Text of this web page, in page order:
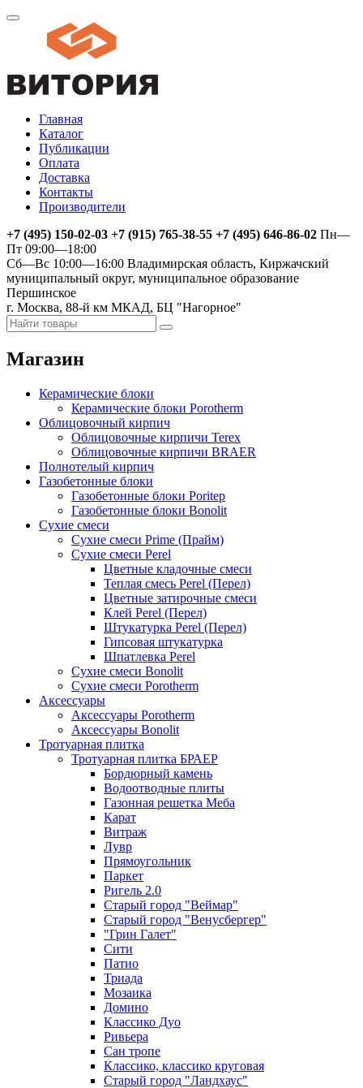
Главная
Каталог
Публикации
Оплата
Доставка
Контакты
Производители
+7 (495) 150-02-03 +7 (915) 765-38-55 +7 (495) 646-86-02 Пн—
Пт 09:00—18:00
Сб—Вс 10:00—16:00 Владимирская область, Киржачский
муниципальный округ, муниципальное образование
Першинское
г. Москва, 88-й км МКАД, БЦ "Нагорное"
Магазин
Керамические блоки
Керамические блоки Porotherm
Облицовочный кирпич
Облицовочные кирпичи Terex
Облицовочные кирпичи BRAER
Полнотелый кирпич
Газобетонные блоки
Газобетонные блоки Poritep
Газобетонные блоки Bonolit
Сухие смеси
Сухие смеси Prime (Прайм)
Сухие смеси Perel
Цветные кладочные смеси
Теплая смесь Perel (Перел)
Цветные затирочные смеси
Клей Perel (Перел)
Штукатурка Perel (Перел)
Гипсовая штукатурка
Шпатлевка Perel
Сухие смеси Bonolit
Сухие смеси Porotherm
Аксессуары
Аксессуары Porotherm
Аксессуары Bonolit
Тротуарная плитка
Тротуарная плитка БРАЕР
Бордюрный камень
Водоотводные плиты
Газонная решетка Меба
Карат
Витраж
Лувр
Прямоугольник
Паркет
Ригель 2.0
Старый город "Веймар"
Старый город "Венусбергер"
"Грин Галет"
Сити
Патио
Триада
Мозаика
Домино
Классико Дуо
Ривьера
Сан тропе
Классико, классико круговая
Старый город "Ландхаус"